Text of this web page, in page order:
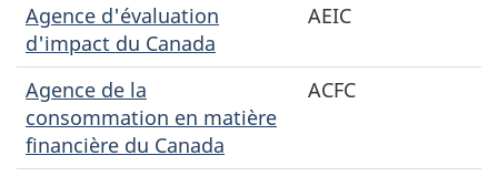
Agence d'évaluation
d'impact du Canada
AEIC
Agence de la
consommation en matière
financière du Canada
ACFC